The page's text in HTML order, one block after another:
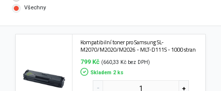
Všechny
Kompatibilní toner pro Samsung SL-
M2070/M2020/M2026 - MLT-D111S - 1000 stran
799 Kč (660,33 Kč bez DPH)
Skladem 2 ks